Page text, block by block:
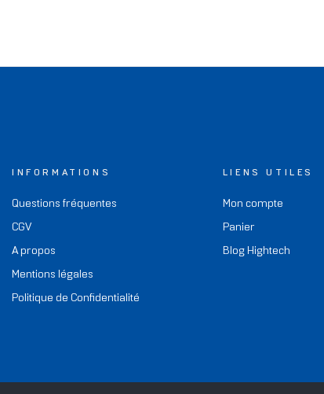
INFORMATIONS
Questions fréquentes
CGV
A propos
Mentions légales
Politique de Confidentialité
LIENS UTILES
Mon compte
Panier
Blog Hightech